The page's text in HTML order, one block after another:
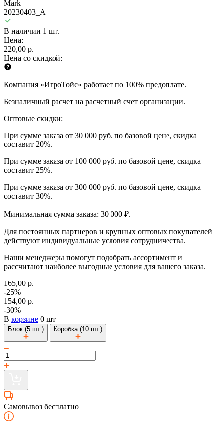
Mark
20230403_A
В наличии 1 шт.
Цена:
220,00 р.
Цена со скидкой:
Компания «ИгроТойс» работает по 100% предоплате.
Безналичный расчет на расчетный счет организации.
Оптовые скидки:
При сумме заказа от 30 000 руб. по базовой цене, скидка
составит 20%.
При сумме заказа от 100 000 руб. по базовой цене, скидка
составит 25%.
При сумме заказа от 300 000 руб. по базовой цене, скидка
составит 30%.
Минимальная сумма заказа: 30 000 ₽.
Для постоянных партнеров и крупных оптовых покупателей
действуют индивидуальные условия сотрудничества.
Наши менеджеры помогут подобрать ассортимент и
рассчитают наиболее выгодные условия для вашего заказа.
165,00 р.
-25%
154,00 р.
-30%
В корзине 0 шт
Блок (5 шт.) Коробка (10 шт.)
Самовывоз бесплатно